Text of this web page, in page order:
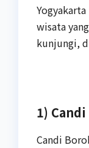
wisata
kunjungi,
1)
Candi